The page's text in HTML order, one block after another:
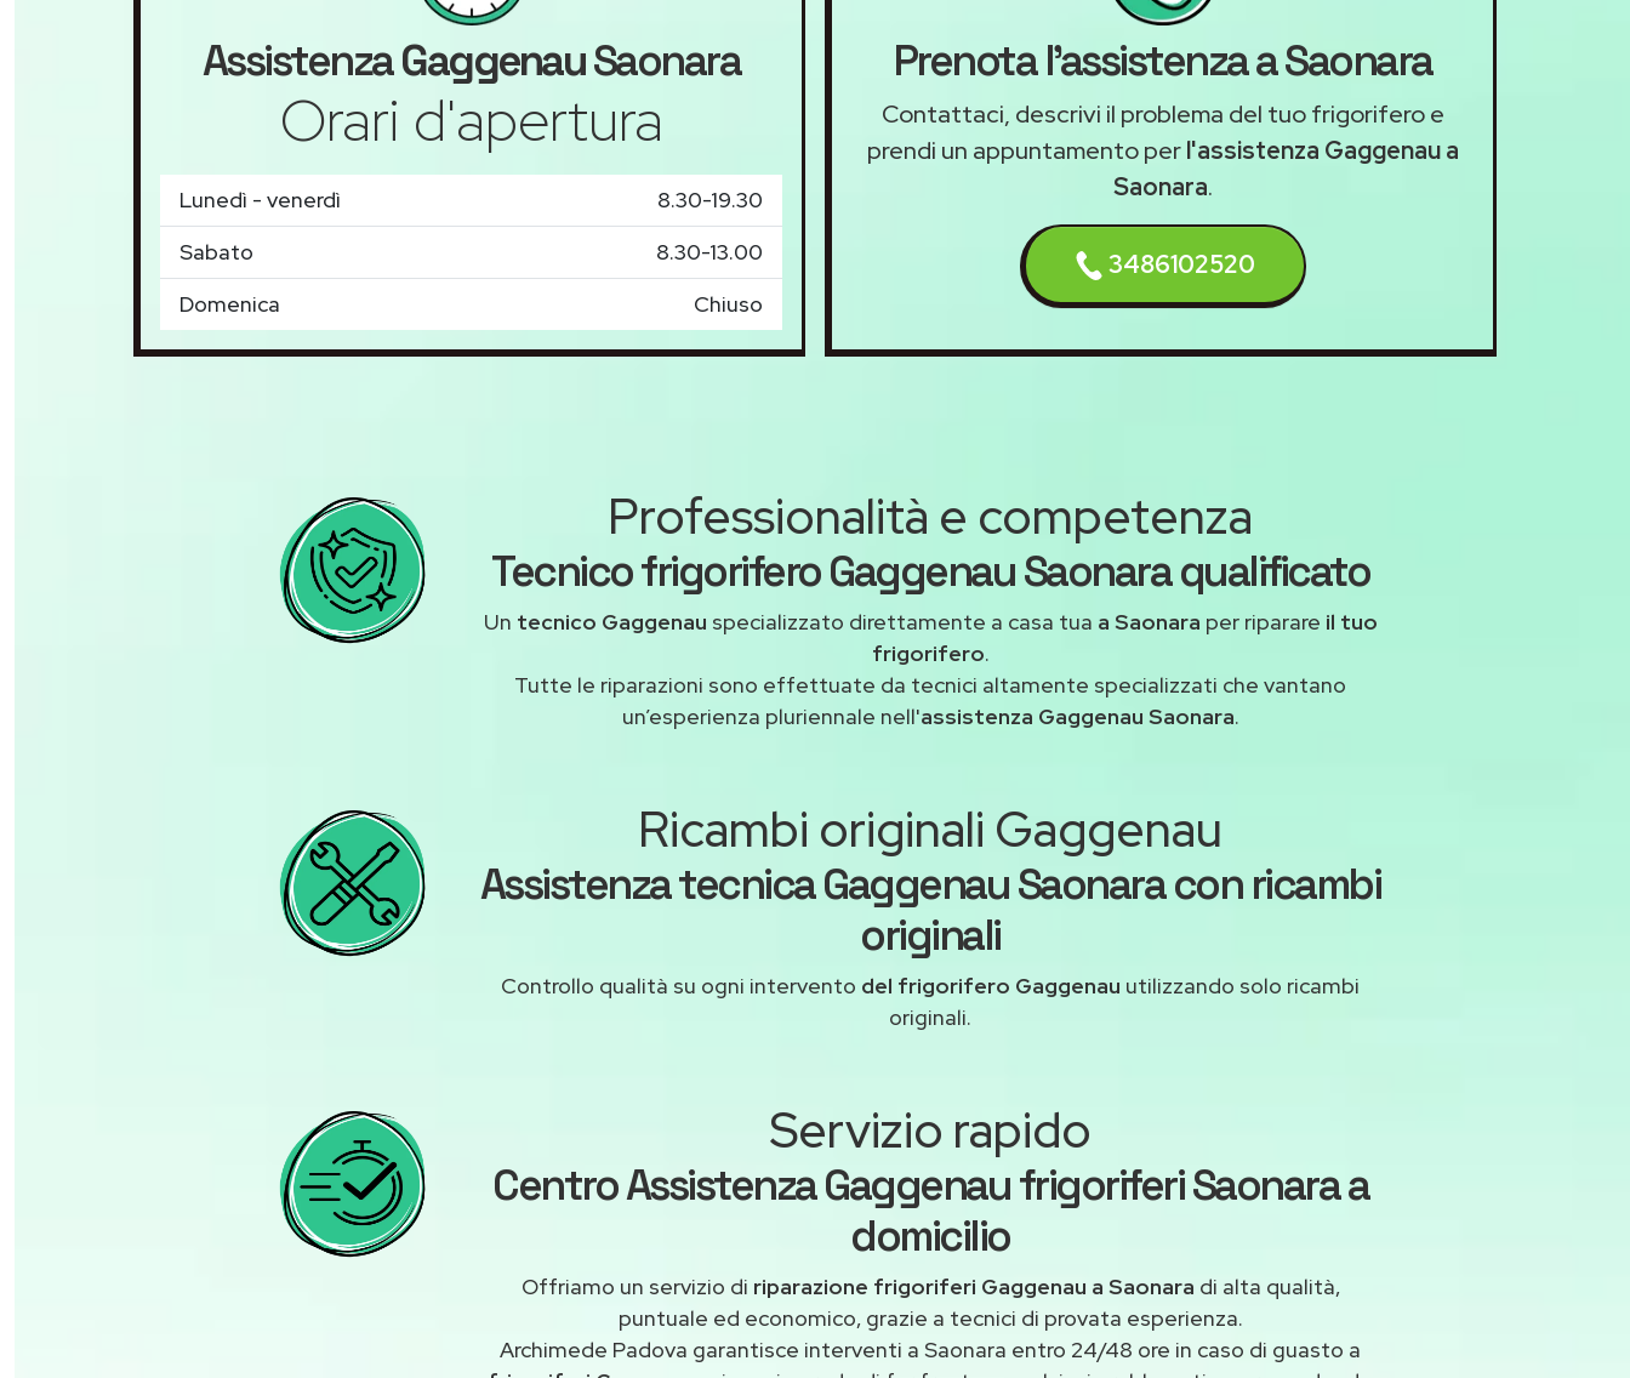
AssistenzaGaggenauSaonara
Orari d'apertura
Lunedì - venerdì
8.30-19.30
Sabato
8.30-13.00
Domenica
Chiuso
Prenota l'assistenza a Saonara
Contattaci, descrivi il problema del tuo frigorifero e
prendi un appuntamento perl'assistenza Gaggenau a
Saonara.
3486102520
Professionalità e competenza
Tecnico frigorifero Gaggenau Saonara qualificato
Un tecnico Gaggenau specializzato direttamente a casa tua a Saonara per riparare il tuo
frigorifero.
Tutte le riparazioni sono effettuate da tecnici altamente specializzati che vantano
un’esperienza pluriennale nell'assistenza Gaggenau Saonara.
Ricambi originali Gaggenau
Assistenza tecnica Gaggenau Saonara con ricambi
originali
Controllo qualità su ogni intervento del frigorifero Gaggenau utilizzando solo ricambi
originali.
Servizio rapido
Centro Assistenza Gaggenau frigoriferi Saonara a
domicilio
Offriamo un servizio di riparazione frigoriferi Gaggenau a Saonara di alta qualità,
puntuale ed economico, grazie a tecnici di provata esperienza.
Archimede Padova garantisce interventi a Saonara entro 24/48 ore in caso di guasto a